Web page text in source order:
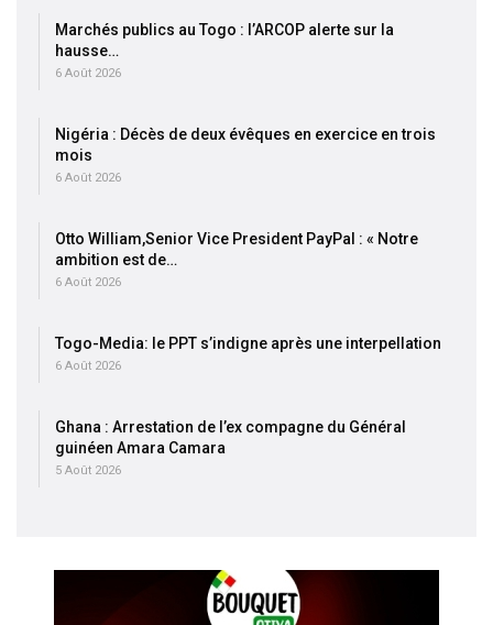
Marchés publics au Togo : l’ARCOP alerte sur la
hausse…
6 Août 2026
Nigéria : Décès de deux évêques en exercice en trois
mois
6 Août 2026
Otto William,Senior Vice President PayPal : « Notre
ambition est de…
6 Août 2026
Togo-Media: le PPT s’indigne après une interpellation
6 Août 2026
Ghana : Arrestation de l’ex compagne du Général
guinéen Amara Camara
5 Août 2026